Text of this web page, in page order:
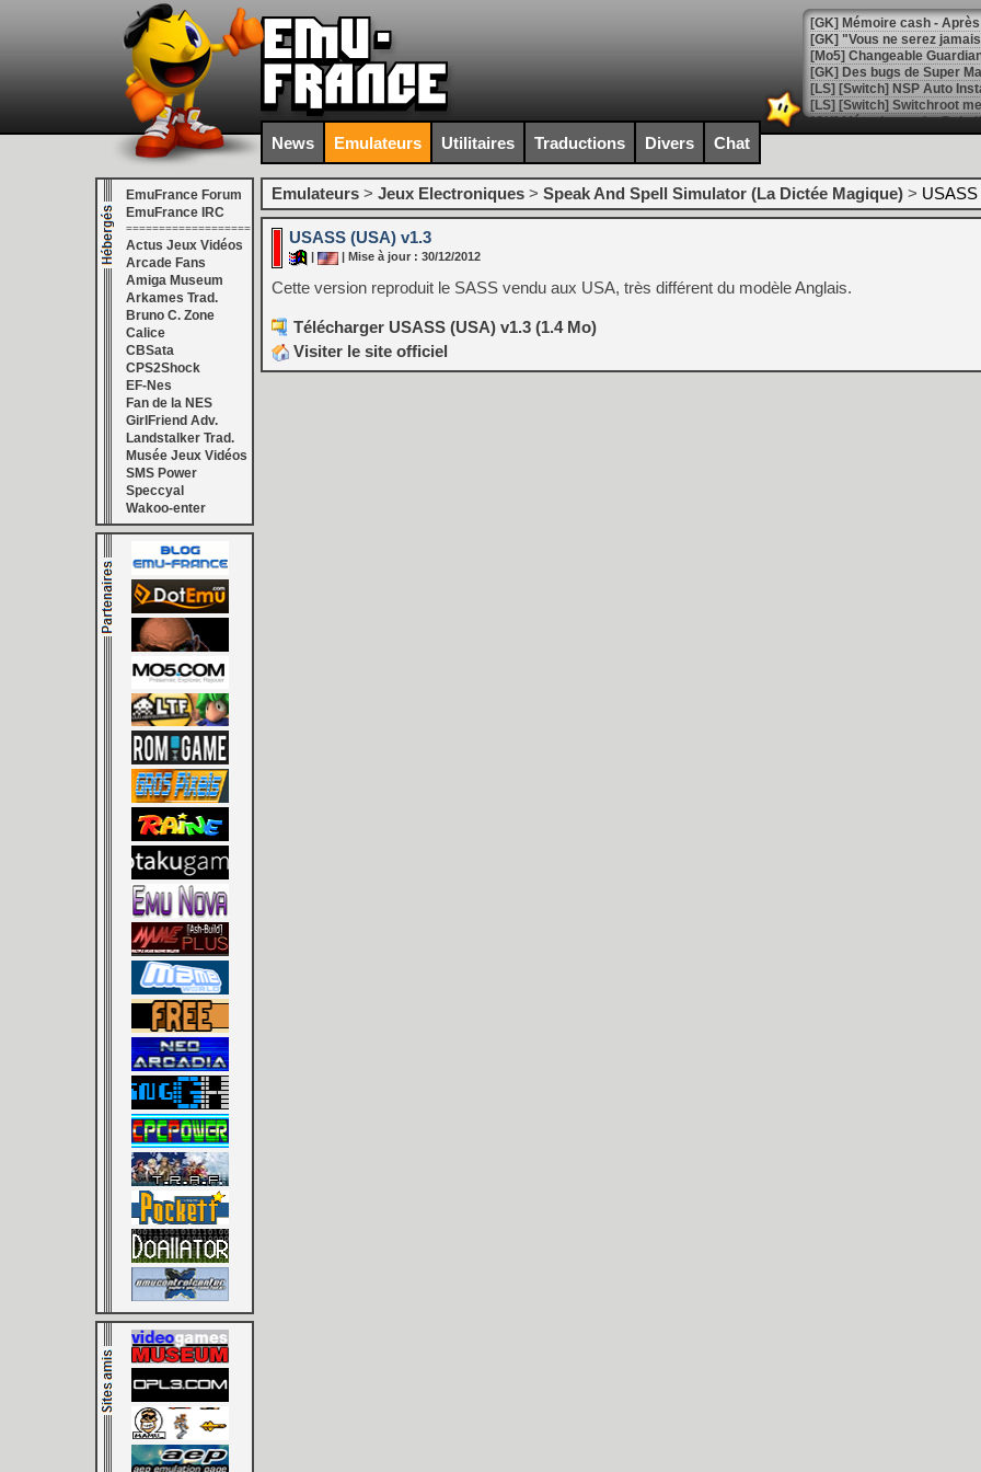
[GK] Mémoire cash -
[GK] "Vous ne serez
[Mo5] Changeable
[GK] Des bugs de Super
[LS] [Switch] NSP Auto
[GK] La saga horrifique
[GK] Le portage de Super
[Mo5] Le jeu de course
[GK] Guillermo del Toro
[GK] Mistfall Hunter : déjà
[GK] Wo Long 2 évolue
[GK] Crossfire : un TPS à
[LS] [PS5] Premiers
[Mo5] DOOM arrive en
[GK] Bethesda fête les 30
[GK] Roblox : l'action en
[GK] Agenda - GeForce
[LS] [PS5] ps5-y2jb-
[GK] Pourquoi Marvel
[GK] Test : Restory : Chill
[GK] GTA 6 : Rockstar
[GK] Hot Wheels Infinite
[GK] Mémoire cash -
[GK] Résultats Nintendo :
[GK] Dans ce jeu de
News Emulateurs Utilitaires Traductions Divers Chat
EmuFrance Forum
EmuFrance IRC
===================
Actus Jeux Vidéos
Arcade Fans
Amiga Museum
Arkames Trad.
Bruno C. Zone
Calice
CBSata
CPS2Shock
EF-Nes
Fan de la NES
GirlFriend Adv.
Landstalker Trad.
Musée Jeux Vidéos
SMS Power
Speccyal
Wakoo-enter
Emulateurs > Jeux Electroniques > Speak And Spell Simulator (La Dictée Magique) >
USASS (USA) v1.3
| Mise à jour : 30/12/2012
Cette version reproduit le SASS vendu aux USA, très différent du modèle Anglais.
Télécharger USASS (USA) v1.3 (1.4 Mo)
Visiter le site officiel